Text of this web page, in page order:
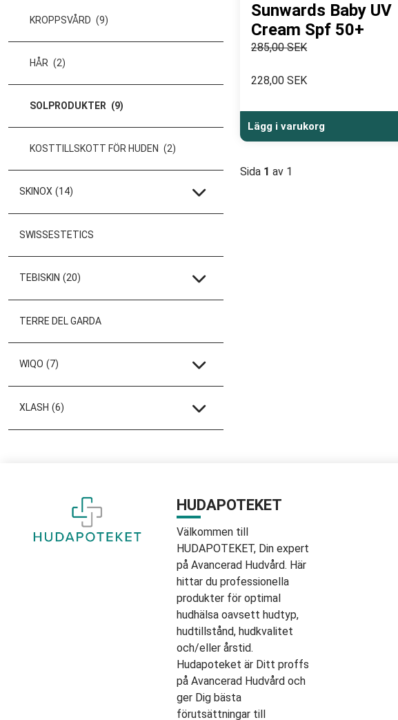
KROPPSVÅRD (9)
HÅR (2)
SOLPRODUKTER (9)
KOSTTILLSKOTT FÖR HUDEN (2)
SKINOX (14)
SWISSESTETICS
TEBISKIN (20)
TERRE DEL GARDA
WIQO (7)
XLASH (6)
Sunwards Baby UV
Cream Spf 50+
285,00 SEK
228,00 SEK
Lägg i varukorg
Sida 1 av 1
HUDAPOTEKET
Välkommen till
HUDAPOTEKET, Din expert
på Avancerad Hudvård. Här
hittar du professionella
produkter för optimal
hudhälsa oavsett hudtyp,
hudtillstånd, hudkvalitet
och/eller årstid.
Hudapoteket är Ditt proffs
på Avancerad Hudvård och
ger Dig bästa
förutsättningar till